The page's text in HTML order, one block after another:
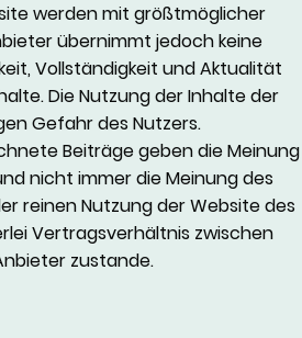
werden mit größtmöglicher
übernimmt jedoch keine
Vollständigkeit und Aktualität
Die Nutzung der Inhalte der
Gefahr des Nutzers.
Beiträge geben die Meinung
nicht immer die Meinung des
reinen Nutzung der Website des
Vertragsverhältnis zwischen
zustande.